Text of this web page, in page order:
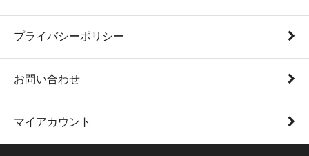
プライバシーポリシー
お問い合わせ
マイアカウント